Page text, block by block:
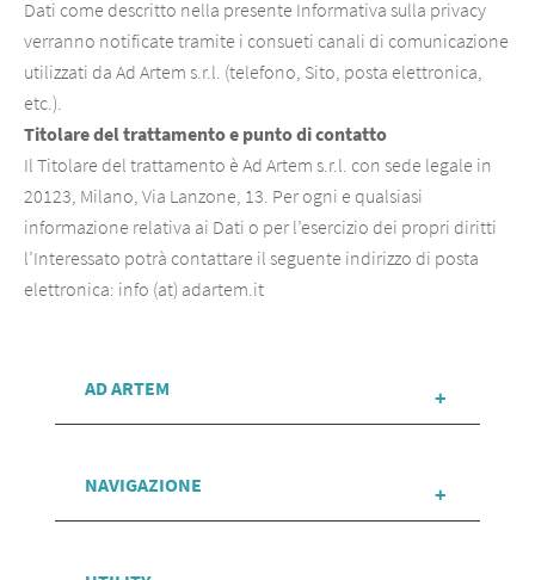
Dati come descritto nella presente Informativa sulla privacy
verranno notificate tramite i consueti canali di comunicazione
utilizzati da Ad Artem s.r.l. (telefono, Sito, posta elettronica,
etc.).
Titolare del trattamento e punto di contatto
Il Titolare del trattamento è Ad Artem s.r.l. con sede legale in
20123, Milano, Via Lanzone, 13. Per ogni e qualsiasi
informazione relativa ai Dati o per l’esercizio dei propri diritti
l’Interessato potrà contattare il seguente indirizzo di posta
elettronica: info (at) adartem.it
AD ARTEM
NAVIGAZIONE